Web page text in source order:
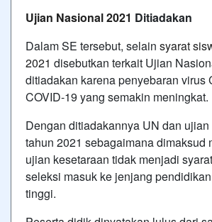
Ujian Nasional 2021 Ditiadakan
Dalam SE tersebut, selain syarat
2021 disebutkan terkait Ujian
ditiadakan karena penyebaran virus
COVID-19 yang semakin meningkat.
Dengan ditiadakannya UN dan
tahun 2021 sebagaimana dimaksud
ujian kesetaraan tidak menjadi
seleksi masuk ke jenjang
tinggi.